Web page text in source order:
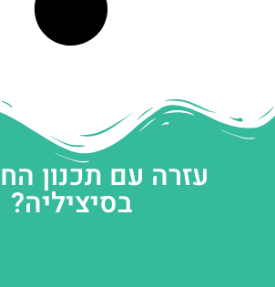
עזרה עם תכנון
בסיציליה?